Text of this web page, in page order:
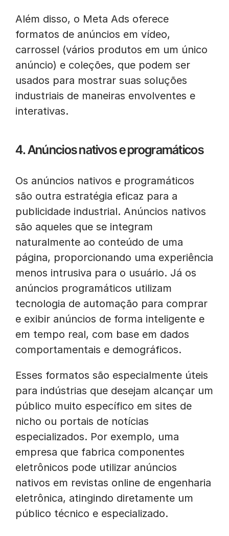
Além disso, o Meta Ads oferece
formatos de anúncios em vídeo,
carrossel (vários produtos em um único
anúncio) e coleções, que podem ser
usados para mostrar suas soluções
industriais de maneiras envolventes e
interativas.
4. Anúncios nativos e programáticos
Os anúncios nativos e programáticos
são outra estratégia eficaz para a
publicidade industrial. Anúncios nativos
são aqueles que se integram
naturalmente ao conteúdo de uma
página, proporcionando uma experiência
menos intrusiva para o usuário. Já os
anúncios programáticos utilizam
tecnologia de automação para comprar
e exibir anúncios de forma inteligente e
em tempo real, com base em dados
comportamentais e demográficos.
Esses formatos são especialmente úteis
para indústrias que desejam alcançar um
público muito específico em sites de
nicho ou portais de notícias
especializados. Por exemplo, uma
empresa que fabrica componentes
eletrônicos pode utilizar anúncios
nativos em revistas online de engenharia
eletrônica, atingindo diretamente um
público técnico e especializado.